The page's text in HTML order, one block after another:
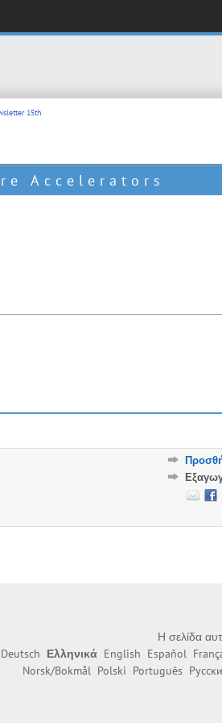
15th
Accelerators
Η σελίδα
Deutsch Ελληνικά English Español
Norsk/Bokmål Polski Português